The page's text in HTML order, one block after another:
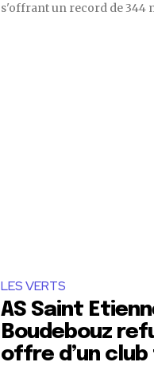
s'offrant un record de 344
LES VERTS
AS Saint
Boudebouz
offre d’un